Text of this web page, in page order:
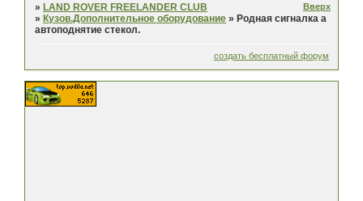
» LAND ROVER FREELANDER CLUB
» Кузов.Дополнительное оборудование » Родная сигналка а
автоподнятие стекол.
Вверх
создать бесплатный форум